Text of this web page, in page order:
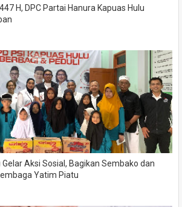
H, DPC Partai Hanura Kapuas Hulu
Gelar Aksi Sosial, Bagikan Sembako dan
Yatim Piatu